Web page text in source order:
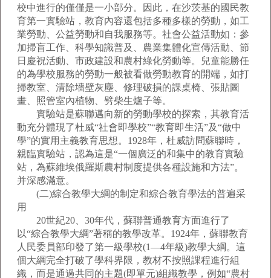
校中進行的僅僅是一小部分。因此，在沙茨基的國民教
育第一實驗站，教育內容還包括多種多樣的勞動，如工
業勞動、公益勞動和自我服務等。社會公益活動如：參
加掃盲工作、科學知識普及、農業集體化宣傳活動、節
日慶祝活動、市政建設和農村綠化勞動等。兒童能勝任
的為學校服務的勞動一般被看做勞動教育的開端，如打
掃教室、清除墻壁灰塵、修理破損的課桌椅、張貼圖
畫、照管室內植物、劈柴生爐子等。
實驗站是蘇聯邁向新的勞動學校的探索，其教育活
動充分體現了杜威“社會即學校”“教育即生活”及“做中
學”的實用主義教育思想。1928年，杜威訪問蘇聯時，
親臨實驗站，認為這是“一個廣泛的和集中的教育實驗
站，為蘇維埃俄羅斯農村制度提供各種設施和方法”。
并深感滿意。
(二)綜合教學大綱的制定和綜合教育學法的普遍采
用
20世紀20、30年代，蘇聯普通教育方面進行了
以“綜合教學大綱”著稱的教學改革。1924年，蘇聯教育
人民委員部印發了第一級學校(1—4年級)教學大綱。這
個大綱完全打破了學科界限，教材不按照課程進行組
織，而是通過共同的主題(即單元)組織教學，例如“農村